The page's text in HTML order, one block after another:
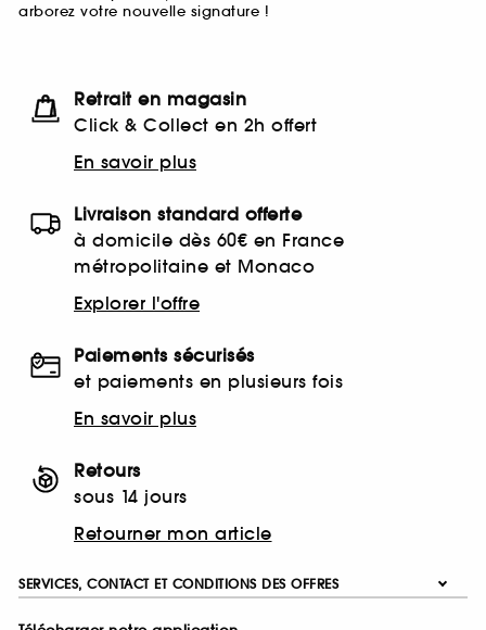
arborez votre nouvelle signature !
Retrait en magasin
Click & Collect en 2h offert
En savoir plus
Livraison standard offerte
à domicile dès 60€ en France
métropolitaine et Monaco
Explorer l'offre
Paiements sécurisés
et paiements en plusieurs fois
En savoir plus
Retours
sous 14 jours
Retourner mon article
SERVICES, CONTACT ET CONDITIONS DES OFFRES